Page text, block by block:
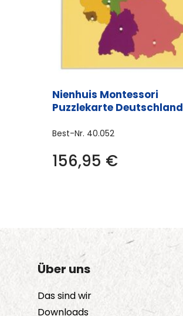
Nienhuis Montessori
Puzzlekarte Deutschland
Best-Nr. 40.052
156,95 €
Über uns
Das sind wir
Downloads